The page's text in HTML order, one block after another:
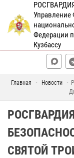
Управление
Федерации
Кузбассу
Главная Новости
СВЯТОЙ